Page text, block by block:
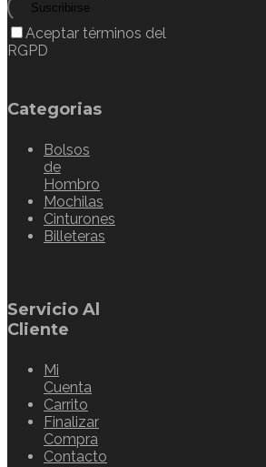
Suscribirse
Aceptar términos del
RGPD
Categorias
Bolsos
de
Hombro
Mochilas
Cinturones
Billeteras
Servicio Al
Cliente
Mi
Cuenta
Carrito
Finalizar
Compra
Contacto